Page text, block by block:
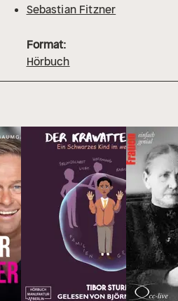
Sebastian Fitzner
Format:
Hörbuch